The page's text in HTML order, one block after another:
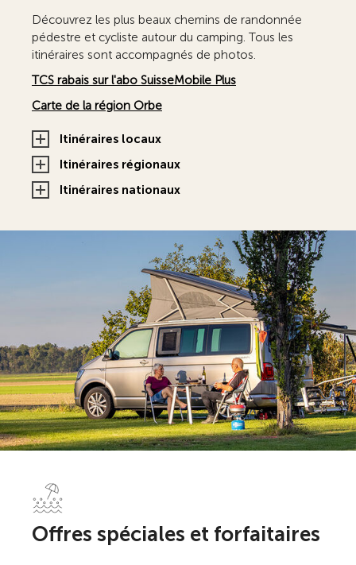
Découvrez les plus beaux chemins de randonnée
pédestre et cycliste autour du camping. Tous les
itinéraires sont accompagnés de photos.
TCS rabais sur l'abo SuisseMobile Plus
Carte de la région Orbe
Itinéraires locaux
Itinéraires régionaux
Itinéraires nationaux
Offres spéciales et forfaitaires